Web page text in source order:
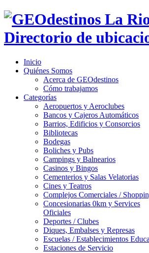
Inicio
Quiénes Somos
Acerca de GEOdestinos
Cómo trabajamos
Categorías
Aeropuertos y Aeroclubes
Bancos y Cajeros Automáticos
Barrios, Edificios y Consorcios
Bibliotecas
Bodegas
Boliches y Pubs
Campings y Balnearios
Casinos y Bingos
Cementerios y Salas Velatorias
Cines y Teatros
Complejos Comerciales /
Concesionarias 0km y Services
Oficiales
Deportes / Clubes
Diques, Embalses y Represas
Escuelas / Establecimientos
Estaciones de Servicio